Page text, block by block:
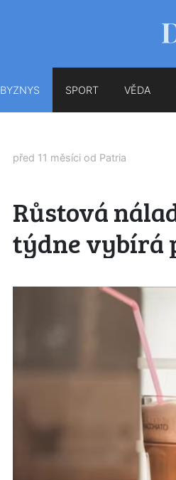
BYZNYS SPORT VĚDA
před 11 měsíci od Patria
Růstová
týdne vybírá